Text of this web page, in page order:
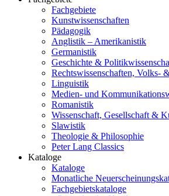
Fachgebiete
Kunstwissenschaften
Pädagogik
Anglistik – Amerikanistik
Germanistik
Geschichte &
Rechtswissenschaften, Volks-
Linguistik
Medien- und
Romanistik
Wissenschaft, Gesellschaft &
Slawistik
Theologie & Philosophie
Peter Lang Classics
Kataloge
Kataloge
Monatliche
Fachgebietskataloge